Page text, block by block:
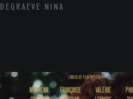
DEGRAEVE NINA